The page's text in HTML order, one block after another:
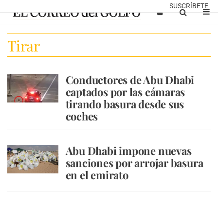
SUSCRÍBETE
Tirar
Conductores de Abu Dhabi
captados por las cámaras
tirando basura desde sus
coches
Abu Dhabi impone nuevas
sanciones por arrojar basura
en el emirato